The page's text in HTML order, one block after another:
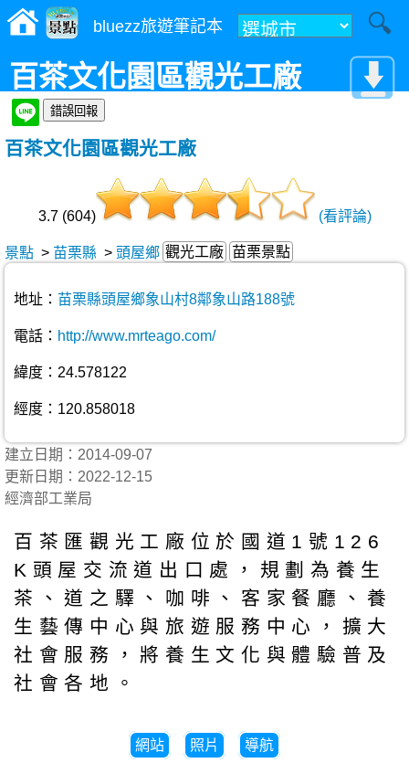
bluezz旅遊筆記本
百茶文化園區觀光工廠
百茶文化園區觀光工廠
3.7 (604) (看評論)
景點 > 苗栗縣 > 頭屋鄉 觀光工廠 苗栗景點
地址： 苗栗縣頭屋鄉象山村8鄰象山路188號
電話： http://www.mrteago.com/
緯度：24.578122
經度：120.858018
建立日期：2014-09-07
更新日期：2022-12-15
經濟部工業局
百茶匯觀光工廠位於國道1號126
K頭屋交流道出口處，規劃為養生
茶、道之驛、咖啡、客家餐廳、養
生藝傳中心與旅遊服務中心，擴大
社會服務，將養生文化與體驗普及
社會各地。
網站 照片 導航